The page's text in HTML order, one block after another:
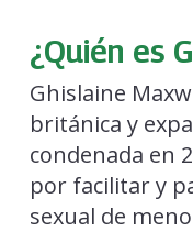
¿Quién es
Ghislaine
británica y
condenada en
por facilitar y
sexual de